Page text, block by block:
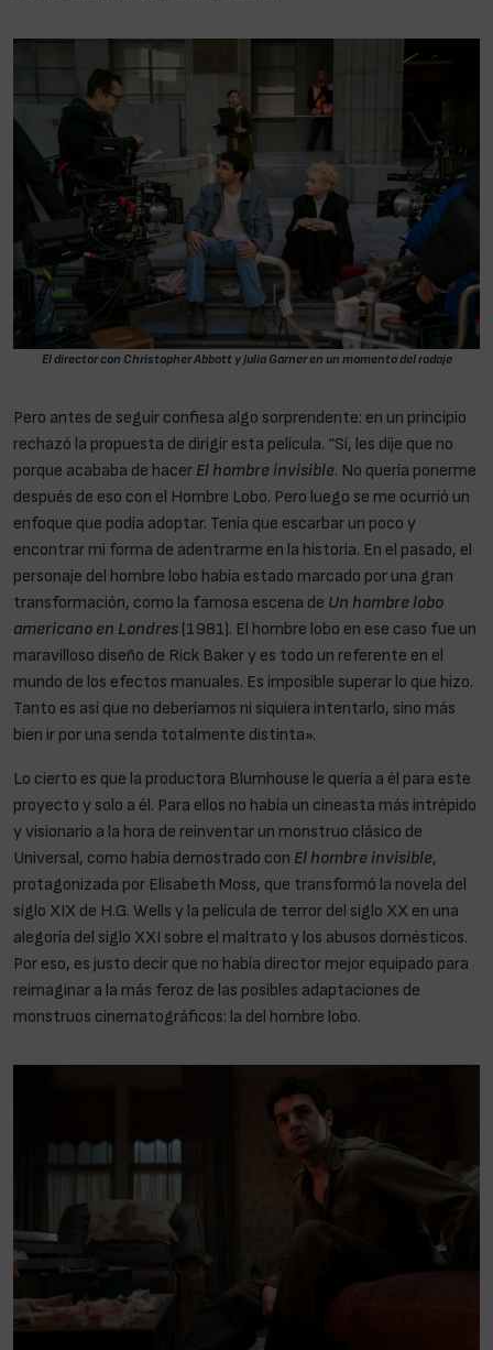
El director con Christopher Abbott y Julia Garner en un momento del rodaje
Pero antes de seguir confiesa algo sorprendente: en un principio
rechazó la propuesta de dirigir esta película. “Sí, les dije que no
porque acababa de hacer El hombre invisible. No quería ponerme
después de eso con el Hombre Lobo. Pero luego se me ocurrió un
enfoque que podía adoptar. Tenía que escarbar un poco y
encontrar mi forma de adentrarme en la historia. En el pasado, el
personaje del hombre lobo había estado marcado por una gran
transformación, como la famosa escena de Un hombre lobo
americano en Londres (1981). El hombre lobo en ese caso fue un
maravilloso diseño de Rick Baker y es todo un referente en el
mundo de los efectos manuales. Es imposible superar lo que hizo.
Tanto es así que no deberíamos ni siquiera intentarlo, sino más
bien ir por una senda totalmente distinta».
Lo cierto es que la productora Blumhouse le quería a él para este
proyecto y solo a él. Para ellos no había un cineasta más intrépido
y visionario a la hora de reinventar un monstruo clásico de
Universal, como había demostrado con El hombre invisible,
protagonizada por Elisabeth Moss, que transformó la novela del
siglo XIX de H.G. Wells y la película de terror del siglo XX en una
alegoría del siglo XXI sobre el maltrato y los abusos domésticos.
Por eso, es justo decir que no había director mejor equipado para
reimaginar a la más feroz de las posibles adaptaciones de
monstruos cinematográficos: la del hombre lobo.